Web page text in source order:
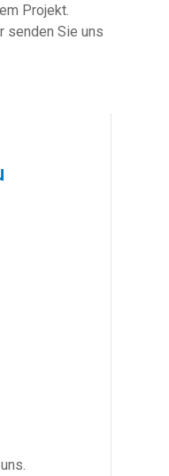
Projekt.
senden Sie uns